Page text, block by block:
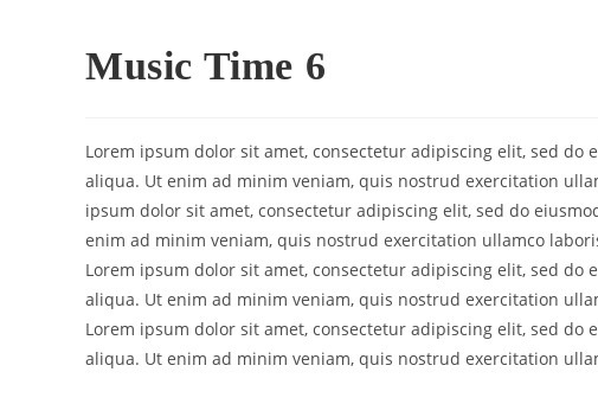
Music Time 6
Lorem ipsum dolor sit amet, consectetur adipiscing elit, sed
aliqua. Ut enim ad minim veniam, quis nostrud exercitation
ipsum dolor sit amet, consectetur adipiscing elit, sed do
enim ad minim veniam, quis nostrud exercitation ullamco
Lorem ipsum dolor sit amet, consectetur adipiscing elit, sed
aliqua. Ut enim ad minim veniam, quis nostrud exercitation
Lorem ipsum dolor sit amet, consectetur adipiscing elit, sed
aliqua. Ut enim ad minim veniam, quis nostrud exercitation